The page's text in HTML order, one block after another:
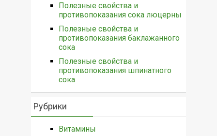
Полезные свойства и
противопоказания сока люцерны
Полезные свойства и
противопоказания баклажанного
сока
Полезные свойства и
противопоказания шпинатного
сока
Рубрики
Витамины